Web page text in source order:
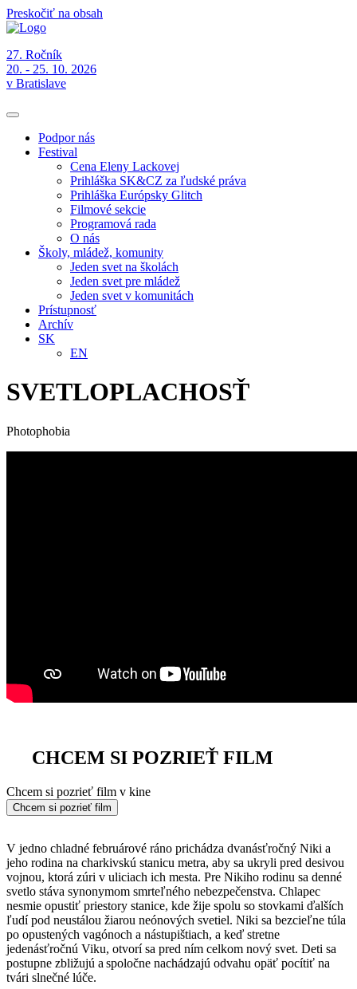
Preskočiť na obsah
27. Ročník
20. - 25. 10. 2026
v Bratislave
Podpor nás
Festival
Cena Eleny Lackovej
Prihláška SK&CZ za ľudské práva
Prihláška Európsky Glitch
Filmové sekcie
Programová rada
O nás
Školy, mládež, komunity
Jeden svet na školách
Jeden svet pre mládež
Jeden svet v komunitách
Prístupnosť
Archív
SK
EN
SVETLOPLACHOSŤ
Photophobia
CHCEM SI POZRIEŤ FILM
Chcem si pozrieť film v kine
Chcem si pozrieť film
V jedno chladné februárové ráno prichádza dvanásťročný Niki a
jeho rodina na charkivskú stanicu metra, aby sa ukryli pred desivou
vojnou, ktorá zúri v uliciach ich mesta. Pre Nikiho rodinu sa denné
svetlo stáva synonymom smrteľného nebezpečenstva. Chlapec
nesmie opustiť priestory stanice, kde žije spolu so stovkami ďalších
ľudí pod neustálou žiarou neónových svetiel. Niki sa bezcieľne túla
po opustených vagónoch a nástupištiach, a keď stretne
jedenásťročnú Viku, otvorí sa pred ním celkom nový svet. Deti sa
postupne zbližujú a spoločne nachádzajú odvahu opäť pocítiť na
tvári slnečné lúče.